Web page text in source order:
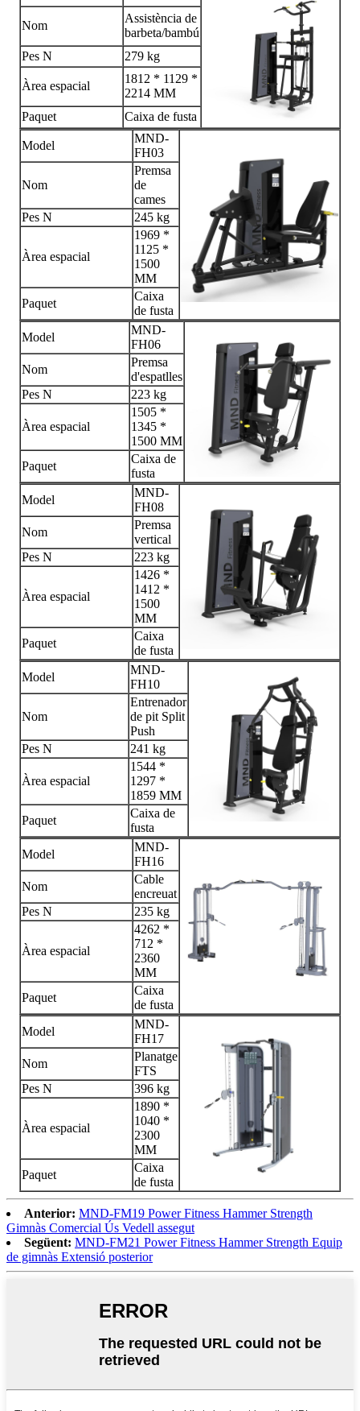
Nom
Assistència de
barbeta/bambú
Pes N
279 kg
Àrea espacial
1812 * 1129 *
2214 MM
Paquet
Caixa de fusta
Model
MND-
FH03
Nom
Premsa
de
cames
Pes N
245 kg
Àrea espacial
1969 *
1125 *
1500
MM
Paquet
Caixa
de fusta
Model
MND-
FH06
Nom
Premsa
d'espatlles
Pes N
223 kg
Àrea espacial
1505 *
1345 *
1500 MM
Paquet
Caixa de
fusta
Model
MND-
FH08
Nom
Premsa
vertical
Pes N
223 kg
Àrea espacial
1426 *
1412 *
1500
MM
Paquet
Caixa
de fusta
Model
MND-
FH10
Nom
Entrenador
de pit Split
Push
Pes N
241 kg
Àrea espacial
1544 *
1297 *
1859 MM
Paquet
Caixa de
fusta
Model
MND-
FH16
Nom
Cable
encreuat
Pes N
235 kg
Àrea espacial
4262 *
712 *
2360
MM
Paquet
Caixa
de fusta
Model
MND-
FH17
Nom
Planatge
FTS
Pes N
396 kg
Àrea espacial
1890 *
1040 *
2300
MM
Paquet
Caixa
de fusta
Anterior: MND-FM19 Power Fitness Hammer Strength
Gimnàs Comercial Ús Vedell assegut
Següent: MND-FM21 Power Fitness Hammer Strength Equip
de gimnàs Extensió posterior